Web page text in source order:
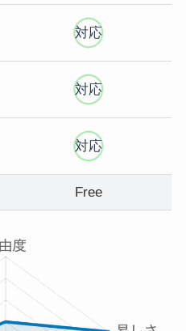
対応
対応
対応
Free